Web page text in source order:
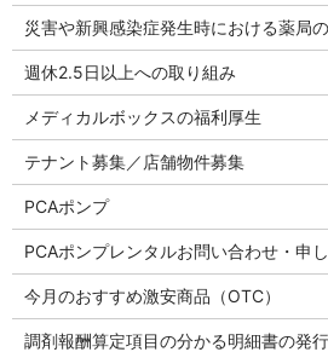
災害や新興感染症発生時における薬局
週休2.5日以上への取り組み
メディカルボックスの福利厚生
テナント募集／店舗物件募集
PCAポンプ
PCAポンプレンタルお問い合わせ・申
今月のおすすめ激安商品（OTC）
調剤報酬算定項目の分かる明細書の発行